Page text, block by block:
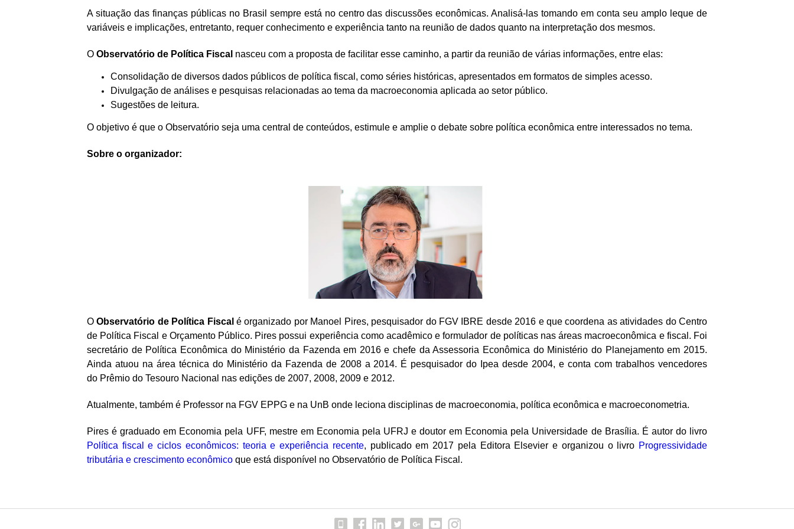
ó
r
i
e
P
a
F
i
s
c
a
a
l
A situação das finanças públicas no Brasil sempre está no centro das discussões econômicas. Analisá-las tomando em conta seu amplo leque de
variáveis e implicações, entretanto, requer conhecimento e experiência tanto na reunião de dados quanto na interpretação dos mesmos.
O Observatório de Política Fiscal nasceu com a proposta de facilitar esse caminho, a partir da reunião de várias informações, entre elas:
Consolidação de diversos dados públicos de política fiscal, como séries históricas, apresentados em formatos de simples acesso.
Divulgação de análises e pesquisas relacionadas ao tema da macroeconomia aplicada ao setor público.
Sugestões de leitura.
O objetivo é que o Observatório seja uma central de conteúdos, estimule e amplie o debate sobre política econômica entre interessados no tema.
Sobre o organizador:
OObservatório de Política Fiscal é organizado por Manoel Pires, pesquisador do FGV IBRE desde 2016 e que coordena as atividades do Centro
de Política Fiscal e Orçamento Público. Pires possui experiência como acadêmico e formulador de políticas nas áreas macroeconômica e fiscal. Foi
secretário de Política Econômica do Ministério da Fazenda em 2016 e chefe da Assessoria Econômica do Ministério do Planejamento em 2015.
Ainda atuou na área técnica do Ministério da Fazenda de 2008 a 2014. É pesquisador do Ipea desde 2004, e conta com trabalhos vencedores
do Prêmio do Tesouro Nacional nas edições de 2007, 2008, 2009 e 2012.
Atualmente, também é Professor na FGV EPPG e na UnB onde leciona disciplinas de macroeconomia, política econômica e macroeconometria.
Pires é graduado em Economia pela UFF, mestre em Economia pela UFRJ e doutor em Economia pela Universidade de Brasília. É autor do livro
Política fiscal e ciclos econômicos: teoria e experiência recente, publicado em 2017 pela Editora Elsevier e organizou o livro Progressividade
tributária e crescimento econômico que está disponível no Observatório de Política Fiscal.